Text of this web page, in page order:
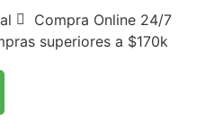
Compra Online 24/7
superiores a $170k